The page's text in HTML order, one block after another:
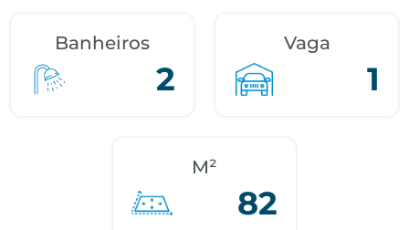
Banheiros
2
Vaga
1
M²
82